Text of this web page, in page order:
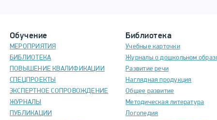
Обучение
МЕРОПРИЯТИЯ
БИБЛИОТЕКА
ПОВЫШЕНИЕ КВАЛИФИКАЦИИ
СПЕЦПРОЕКТЫ
ЭКСПЕРТНОЕ СОПРОВОЖДЕНИЕ
ЖУРНАЛЫ
ПУБЛИКАЦИИ
Библиотека
Учебные карточки
Журналы о дошкольном
Развитие речи
Наглядная продукция
Общее развитие
Методическая литература
Логопедия